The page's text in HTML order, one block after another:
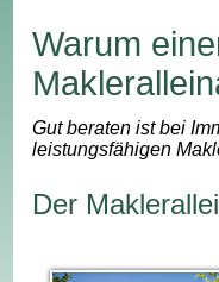
Warum
Gut beraten ist bei
leistungsfähigen
Der